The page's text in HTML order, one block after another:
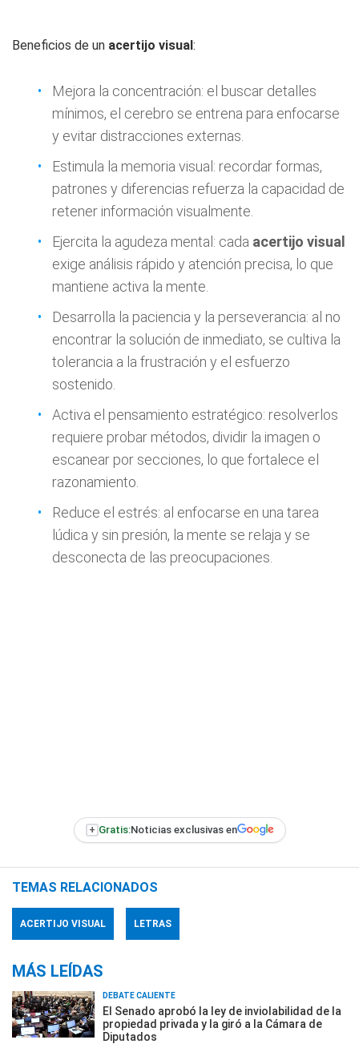
Beneficios de un acertijo visual:
Mejora la concentración: el buscar detalles
mínimos, el cerebro se entrena para enfocarse
y evitar distracciones externas.
Estimula la memoria visual: recordar formas,
patrones y diferencias refuerza la capacidad de
retener información visualmente.
Ejercita la agudeza mental: cada acertijo visual
exige análisis rápido y atención precisa, lo que
mantiene activa la mente.
Desarrolla la paciencia y la perseverancia: al no
encontrar la solución de inmediato, se cultiva la
tolerancia a la frustración y el esfuerzo
sostenido.
Activa el pensamiento estratégico: resolverlos
requiere probar métodos, dividir la imagen o
escanear por secciones, lo que fortalece el
razonamiento.
Reduce el estrés: al enfocarse en una tarea
lúdica y sin presión, la mente se relaja y se
desconecta de las preocupaciones.
+ Gratis:Noticias exclusivas en
TEMAS RELACIONADOS
ACERTIJO VISUAL LETRAS
MÁS LEÍDAS
DEBATE CALIENTE
El Senado aprobó la ley de inviolabilidad de la
propiedad privada y la giró a la Cámara de
Diputados